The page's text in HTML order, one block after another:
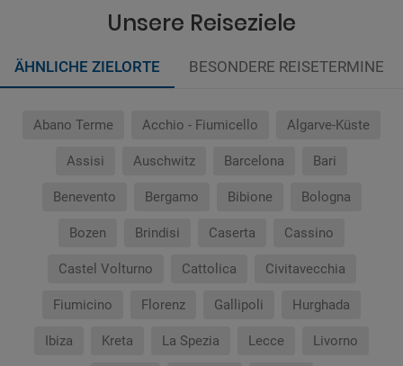
Unsere Reiseziele
ÄHNLICHE ZIELORTE BESONDERE REISETERMINE
Abano Terme Acchio - Fiumicello Algarve-Küste
Assisi Auschwitz Barcelona Bari
Benevento Bergamo Bibione Bologna
Bozen Brindisi Caserta Cassino
Castel Volturno Cattolica Civitavecchia
Fiumicino Florenz Gallipoli Hurghada
Ibiza Kreta La Spezia Lecce Livorno